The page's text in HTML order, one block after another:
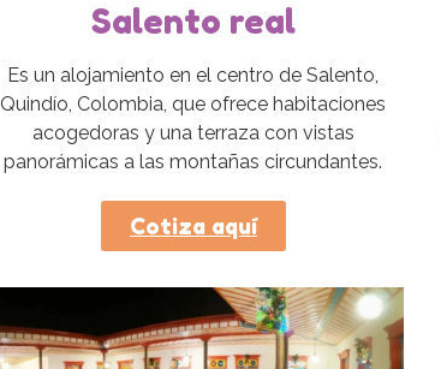
Salento real
Es un alojamiento en el centro de Salento,
Quindío, Colombia, que ofrece habitaciones
acogedoras y una terraza con vistas
panorámicas a las montañas circundantes.
Cotiza aquí